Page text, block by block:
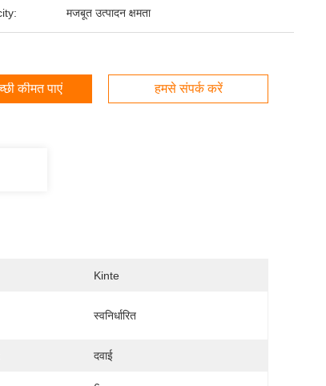
मजबूत उत्पादन क्षमता
कीमत पाएं हमसे संपर्क करें
Kinte
स्वनिर्धारित
दवाई